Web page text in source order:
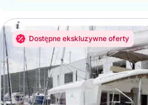
Dostępne ekskluzywne oferty